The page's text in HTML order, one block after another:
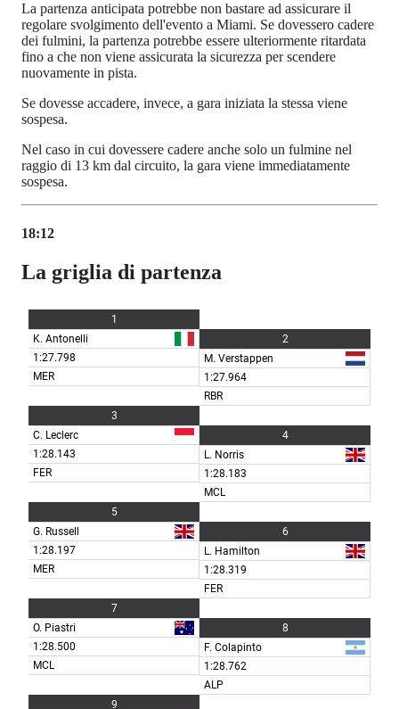
La partenza anticipata potrebbe non bastare ad assicurare il
regolare svolgimento dell'evento a Miami. Se dovessero cadere
dei fulmini, la partenza potrebbe essere ulteriormente ritardata
fino a che non viene assicurata la sicurezza per scendere
nuovamente in pista.
Se dovesse accadere, invece, a gara iniziata la stessa viene
sospesa.
Nel caso in cui dovessere cadere anche solo un fulmine nel
raggio di 13 km dal circuito, la gara viene immediatamente
sospesa.
18:12
La griglia di partenza